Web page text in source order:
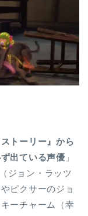
トーリー』から
出ている声優 」
ジョン・ラッツ
ピクサーのジョ
ーチャーム（幸